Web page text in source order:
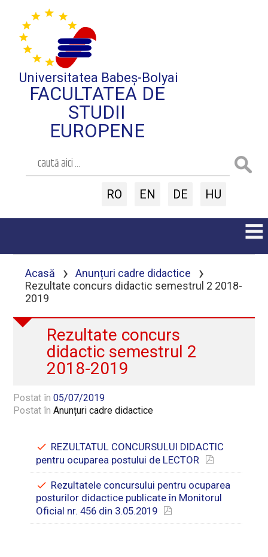
Universitatea Babeș-Bolyai
FACULTATEA DE
STUDII
EUROPENE
RO EN DE HU
Acasă › Anunțuri cadre didactice ›
Rezultate concurs didactic semestrul 2 2018-
2019
Rezultate concurs
didactic semestrul 2
2018-2019
Postat în05/07/2019
Postat înAnunțuri cadre didactice
REZULTATUL CONCURSULUI DIDACTIC
pentru ocuparea postului de LECTOR
Rezultatele concursului pentru ocuparea
posturilor didactice publicate în Monitorul
Oficial nr. 456 din 3.05.2019